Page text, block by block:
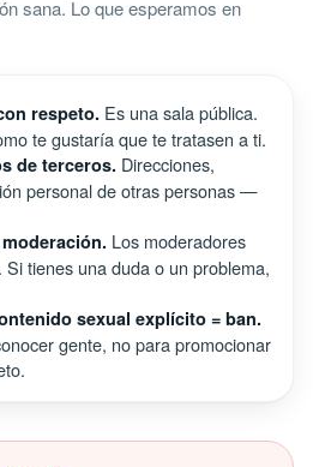
sana. Lo que esperamos en
respeto. Es una sala pública.
te gustaría que te tratasen a ti.
de terceros. Direcciones,
personal de otras personas —
Los moderadores
tienes una duda o un problema,
sexual explícito = ban.
gente, no para promocionar